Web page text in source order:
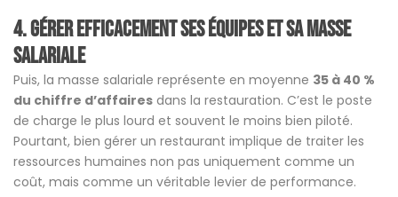
4.Gérer efficacement ses équipes et sa masse
salariale
Puis, la masse salariale représente en moyenne 35 à 40 %
du chiffre d’affaires dans la restauration. C’est le poste
de charge le plus lourd et souvent le moins bien piloté.
Pourtant, bien gérer un restaurant implique de traiter les
ressources humaines non pas uniquement comme un
coût, mais comme un véritable levier de performance.